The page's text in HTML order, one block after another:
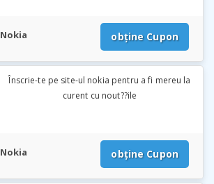
Nokia obține Cupon
Înscrie-te pe site-ul nokia pentru a fi mereu la
curent cu nout??ile
Nokia obține Cupon